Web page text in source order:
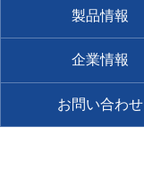
製品情報
企業情報
お問い合わせ